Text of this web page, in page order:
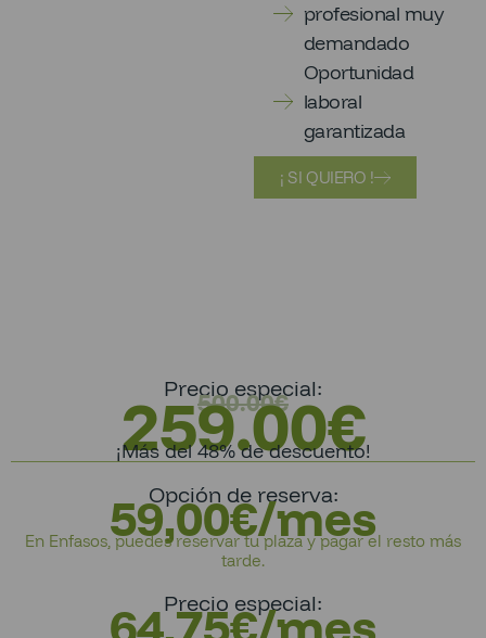
profesional muy
demandado
Oportunidad
laboral
garantizada
¡ SI QUIERO !
Precio especial:
500.00€
259.00€
¡Más del 48% de descuento!
Opción de reserva:
59,00€/mes
En Enfasos, puedes reservar tu plaza y pagar el resto más
tarde.
Precio especial: